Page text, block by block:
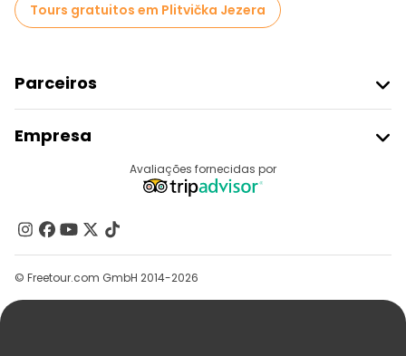
Tours gratuitos em Plitvička Jezera
Parceiros
Registo Do Fornecedor
Programa De Afiliados
Empresa
Contacte-Nos
Grupos
Ajuda
Avaliações fornecidas por
© Freetour.com GmbH 2014-2026